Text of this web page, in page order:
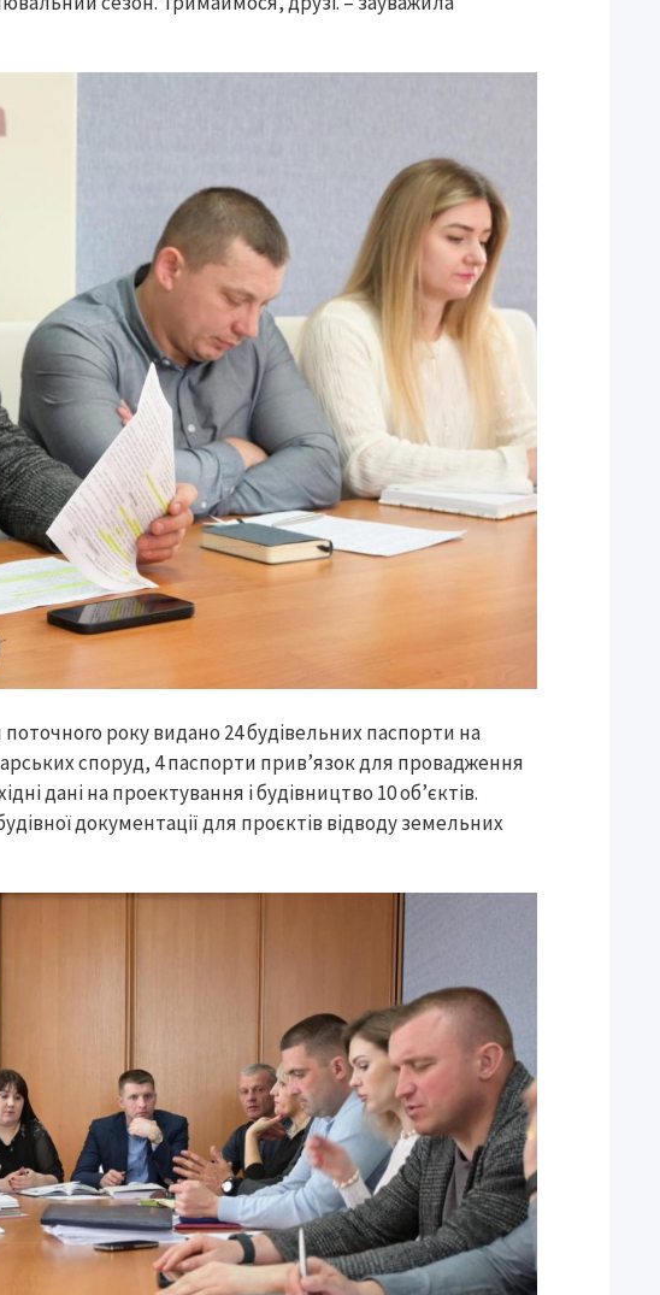
поточного року видано 24 будівельних паспорти на
споруд, 4 паспорти прив’язок для провадження
дані на проектування і будівництво 10 об’єктів.
документації для проєктів відводу земельних